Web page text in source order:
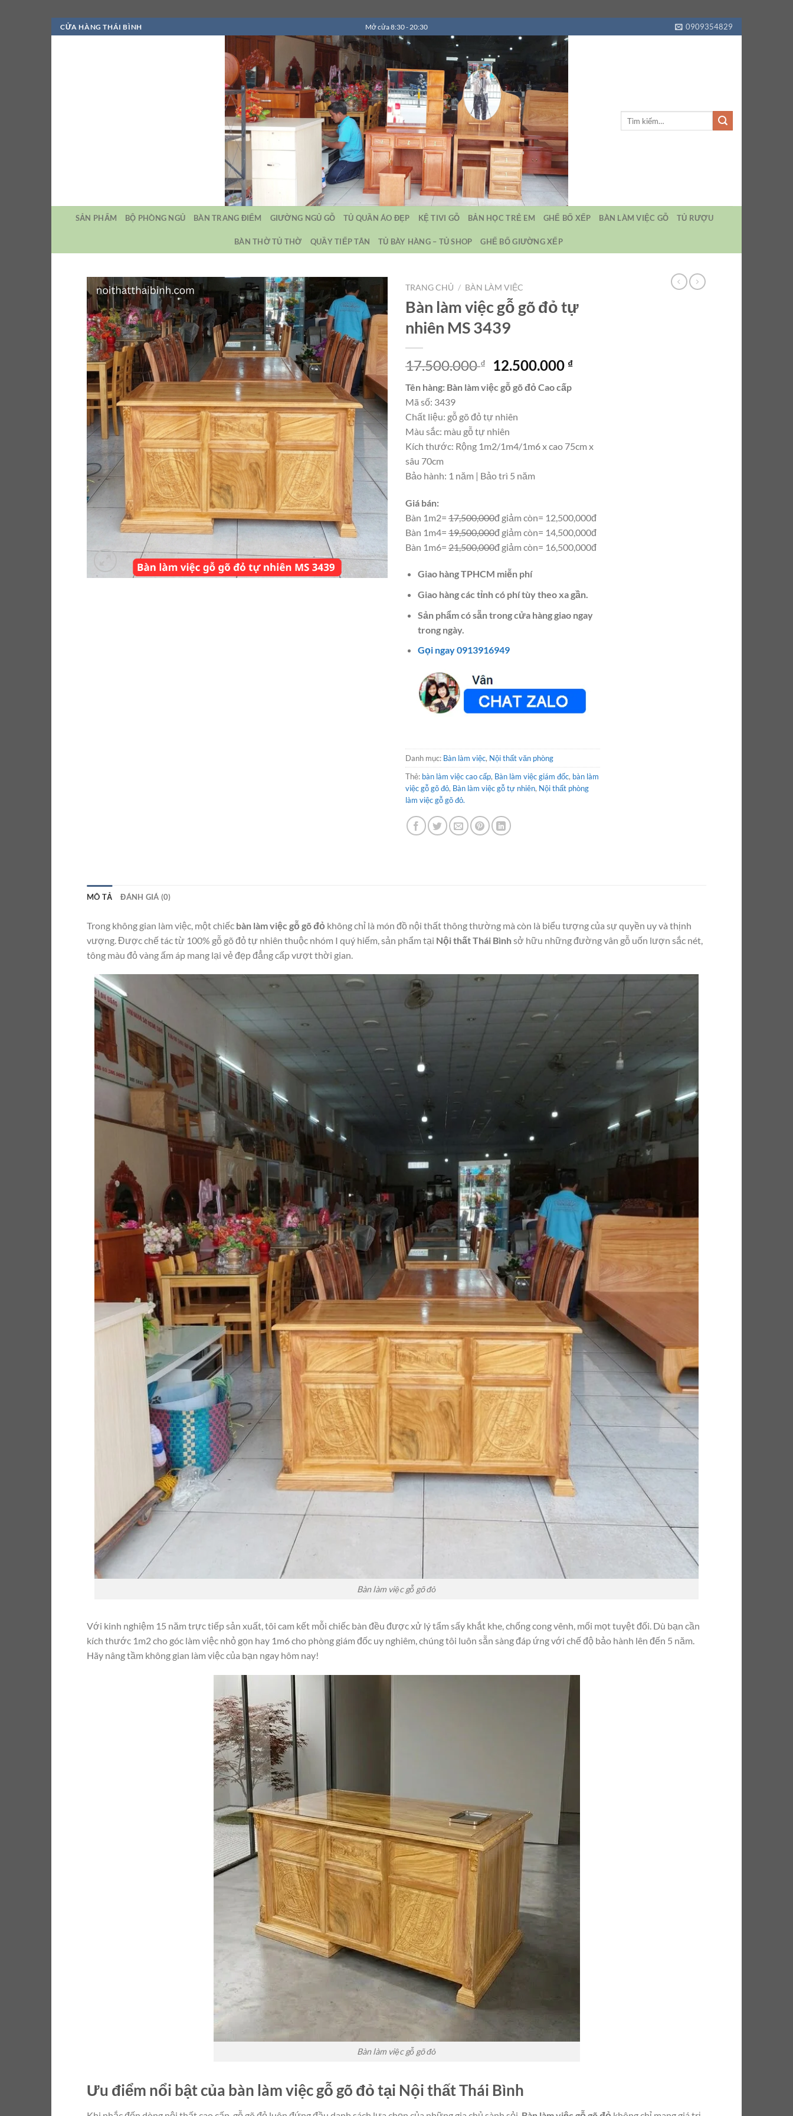
Bỏ
qua
CỬA HÀNG THÁI BÌNH Mở cửa 8:30 - 20:30 0909354829
SẢN PHẨM BỘ PHÒNG NGỦ BÀN TRANG ĐIỂM GIƯỜNG NGỦ GỖ TỦ QUẦN ÁO ĐẸP KỆ TIVI GỖ BẢN HỌC TRẺ EM GHẾ BỐ XẾP BÀN LÀM VIỆC GỖ TỦ RƯỢU
BÀN THỜ TỦ THỜ QUẦY TIẾP TÂN TỦ BÀY HÀNG – TỦ SHOP GHẾ BỐ GIƯỜNG XẾP
TRANG CHỦ / BÀN LÀM VIỆC
Bàn làm việc gỗ gõ đỏ tự
nhiên MS 3439
17.500.000₫
Giá
gốc
là:
12.500.000 ₫Giá
Tên hàng: Bàn làm việc gỗ gõ đỏ Cao cấp
Mã số: 3439
Chất liệu: gỗ gõ đỏ tự nhiên
Màu sắc: màu gỗ tự nhiên
Kích thước: Rộng 1m2/1m4/1m6 x cao 75cm x
sâu 70cm
Bảo hành: 1 năm | Bảo trì 5 năm
Giá bán:
Bàn 1m2= 17,500,000đ giảm còn= 12,500,000đ
Bàn 1m4= 19,500,000đ giảm còn= 14,500,000đ
Bàn 1m6= 21,500,000đ giảm còn= 16,500,000đ
Giao hàng TPHCM miễn phí
Giao hàng các tỉnh có phí tùy theo xa gần.
Sản phẩm có sẵn trong cửa hàng giao ngay
trong ngày.
Gọi ngay 0913916949
Danh mục: Bàn làm việc, Nội thất văn phòng
Thẻ: bàn làm việc cao cấp, Bàn làm việc giám đốc, bàn làm
việc gỗ gõ đỏ, Bàn làm việc gỗ tự nhiên, Nội thất phòng
làm việc gỗ gõ đỏ.
MÔ TẢ ĐÁNH GIÁ (0)
Trong không gian làm việc, một chiếc bàn làm việc gỗ gõ đỏ không chỉ là món đồ nội thất thông thường mà còn là biểu tượng của sự quyền uy và thịnh
vượng. Được chế tác từ 100% gỗ gõ đỏ tự nhiên thuộc nhóm I quý hiếm, sản phẩm tại Nội thất Thái Bìnhsở hữu những đường vân gỗ uốn lượn sắc nét,
tông màu đỏ vàng ấm áp mang lại vẻ đẹp đẳng cấp vượt thời gian.
Bàn làm việc gỗ gõ đỏ
Với kinh nghiệm 15 năm trực tiếp sản xuất, tôi cam kết mỗi chiếc bàn đều được xử lý tẩm sấy khắt khe, chống cong vênh, mối mọt tuyệt đối. Dù bạn cần
kích thước 1m2 cho góc làm việc nhỏ gọn hay 1m6 cho phòng giám đốc uy nghiêm, chúng tôi luôn sẵn sàng đáp ứng với chế độ bảo hành lên đến 5 năm.
Hãy nâng tầm không gian làm việc của bạn ngay hôm nay!
Bàn làm việc gỗ gõ đỏ
Ưu điểm nổi bật của bàn làm việc gỗ gõ đỏ tại Nội thất Thái Bình